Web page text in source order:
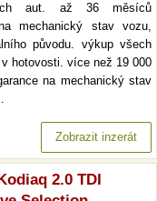
aut. až 36 měsíců
mechanický stav vozu,
původu. výkup všech
hotovosti. více než 19 000
na mechanický stav
Zobrazit inzerát
2.0 TDI